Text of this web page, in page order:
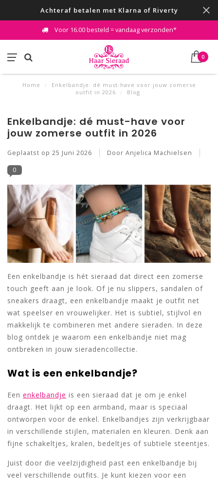
Achteraf betalen met Klarna of Riverty
Voor 16.00 besteld = vandaag verzonden*
0
Home /
Enkelbandje: dé must-have voor jouw zomerse
outfit in 2026
/ Blog
Enkelbandje: dé must-have voor
jouw zomerse outfit in 2026
Geplaatst op 25 Juni 2026 Door Anjelica Machielsen
0
Een enkelbandje is hét sieraad dat direct een zomerse
touch geeft aan je look. Of je nu slippers, sandalen of
sneakers draagt, een enkelbandje maakt je outfit net
wat speelser en vrouwelijker. Het is subtiel, stijlvol en
makkelijk te combineren met andere sieraden. In deze
blog ontdek je waarom een enkelbandje niet mag
ontbreken in jouw sieradencollectie.
Wat is een enkelbandje?
Een enkelbandje is een sieraad dat je om je enkel
draagt. Het lijkt op een armband, maar is speciaal
ontworpen voor de enkel. Enkelbandjes zijn verkrijgbaar
in verschillende stijlen, materialen en kleuren. Denk aan
fijne schakeltjes, kralen, bedeltjes of subtiele steentjes.
Juist door die veelzijdigheid past een enkelbandje bij
veel verschillende outfits. Je kunt kiezen voor een